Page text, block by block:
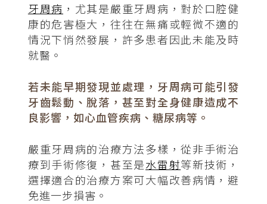
牙周病 ，尤其是嚴重牙周病，對於口腔健
康的危害極大，往往在無痛或輕微不適的
情況下悄然發展，許多患者因此未能及時
就醫。
若未能早期發現並處理，牙周病可能引發
牙齒鬆動、脫落，甚至對全身健康造成不
良影響，如心血管疾病、糖尿病等。
嚴重牙周病的治療方法多樣，從非手術治
療到手術修復，甚至是水雷射等新技術，
選擇適合的治療方案可大幅改善病情，避
免進一步損害。